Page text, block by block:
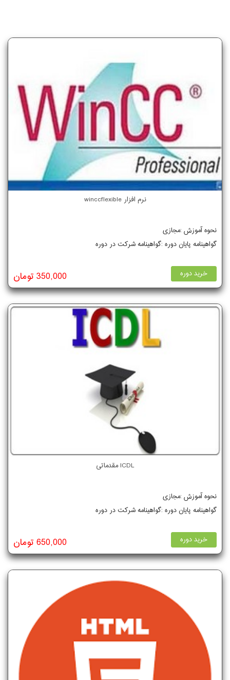
نرم افزار winccflexible
نحوه آموزش :مجازی
گواهینامه پایان دوره :گواهینامه شرکت در دوره
خرید دوره 350,000 تومان
ICDL مقدماتی
نحوه آموزش :مجازی
گواهینامه پایان دوره :گواهینامه شرکت در دوره
خرید دوره 650,000 تومان